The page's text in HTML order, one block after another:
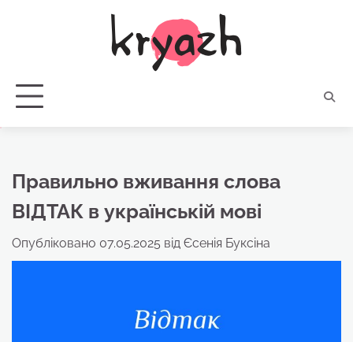
Правильно вживання слова
ВІДТАК в українській мові
Опубліковано 07.05.2025 від Єсенія Буксіна